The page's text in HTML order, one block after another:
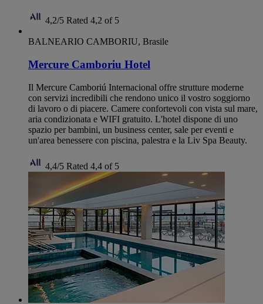
4,2/5 Rated 4,2 of 5
BALNEARIO CAMBORIU, Brasile
Mercure Camboriu Hotel
Il Mercure Camboriú Internacional offre strutture moderne
con servizi incredibili che rendono unico il vostro soggiorno
di lavoro o di piacere. Camere confortevoli con vista sul mare,
aria condizionata e WIFI gratuito. L'hotel dispone di uno
spazio per bambini, un business center, sale per eventi e
un'area benessere con piscina, palestra e la Liv Spa Beauty.
4,4/5 Rated 4,4 of 5